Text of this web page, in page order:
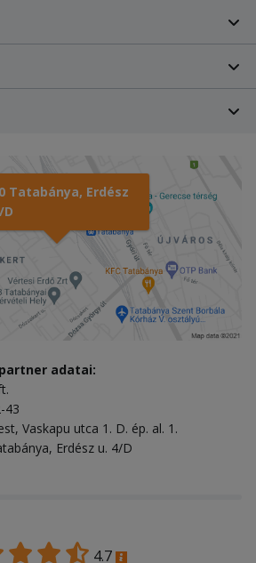
Tatabánya, Erdész
D
adatai:
43
Vaskapu utca 1. D. ép. al. 1.
Erdész u. 4/D
4.7